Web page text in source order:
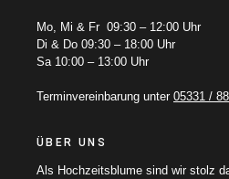
Mo, Mi & Fr 09:30 – 12:00 Uhr
Di & Do 09:30 – 18:00 Uhr
Sa 10:00 – 13:00 Uhr
Terminvereinbarung unter 05331 /
ÜBER UNS
Als Hochzeitsblume sind wir stolz